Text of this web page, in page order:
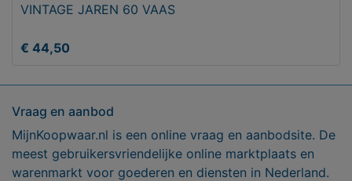
VINTAGE JAREN 60 VAAS
€ 44,50
Vraag en aanbod
MijnKoopwaar.nl is een online vraag en aanbodsite. De
meest gebruikersvriendelijke online marktplaats en
warenmarkt voor goederen en diensten in Nederland.